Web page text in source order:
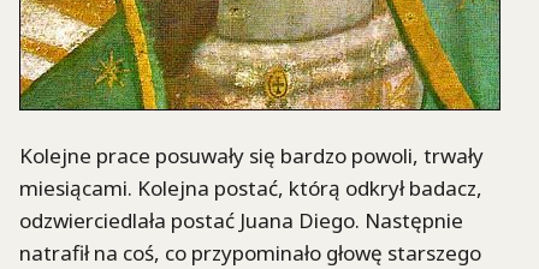
Kolejne prace posuwały się bardzo powoli, trwały
miesiącami. Kolejna postać, którą odkrył badacz,
odzwierciedlała postać Juana Diego. Następnie
natrafił na coś, co przypominało głowę starszego